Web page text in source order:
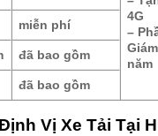
4G
–
năm
miễn phí
đã bao gồm
đã bao gồm
Vị Xe Tải Tại